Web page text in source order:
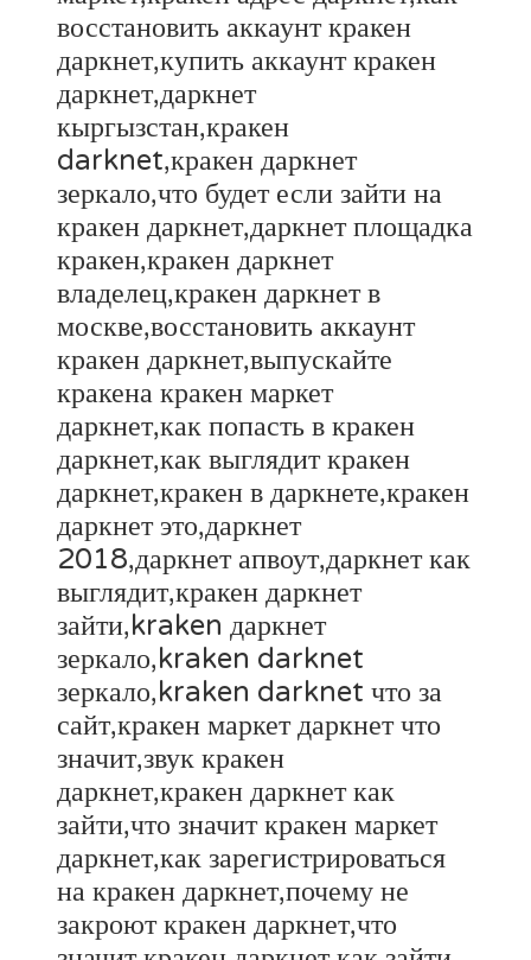
восстановить аккаунт кракен
даркнет,купить аккаунт кракен
даркнет,даркнет
кыргызстан,кракен
darknet,кракен даркнет
зеркало,что будет если зайти на
кракен даркнет,даркнет площадка
кракен,кракен даркнет
владелец,кракен даркнет в
москве,восстановить аккаунт
кракен даркнет,выпускайте
кракена кракен маркет
даркнет,как попасть в кракен
даркнет,как выглядит кракен
даркнет,кракен в даркнете,кракен
даркнет это,даркнет
2018,даркнет апвоут,даркнет как
выглядит,кракен даркнет
зайти,kraken даркнет
зеркало,kraken darknet
зеркало,kraken darknet что за
сайт,кракен маркет даркнет что
значит,звук кракен
даркнет,кракен даркнет как
зайти,что значит кракен маркет
даркнет,как зарегистрироваться
на кракен даркнет,почему не
закроют кракен даркнет,что